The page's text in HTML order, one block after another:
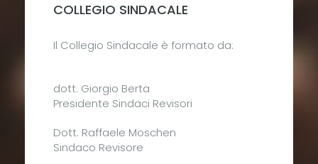
COLLEGIO SINDACALE
Il Collegio Sindacale è formato da:
dott. Giorgio Berta
Presidente Sindaci Revisori
Dott. Raffaele Moschen
Sindaco Revisore